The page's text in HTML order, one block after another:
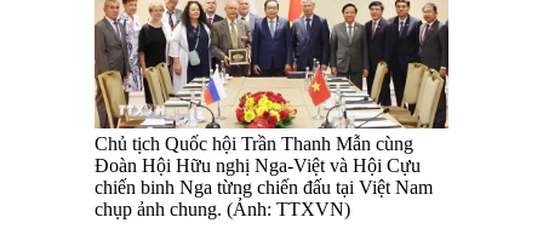
Chủ tịch Quốc hội Trần Thanh Mẫn cùng
Đoàn Hội Hữu nghị Nga-Việt và Hội Cựu
chiến binh Nga từng chiến đấu tại Việt Nam
chụp ảnh chung. (Ảnh: TTXVN)